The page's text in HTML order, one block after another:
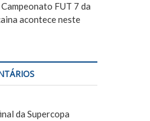
FUT 7 da
acontece neste
da Supercopa